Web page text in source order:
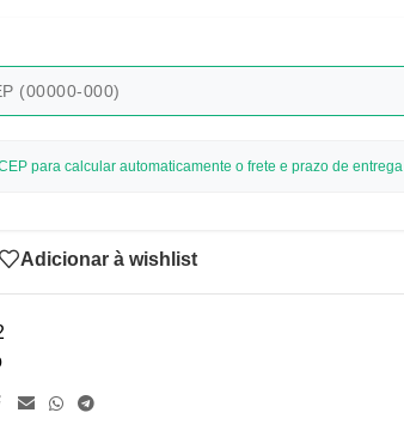
para calcular automaticamente o frete e prazo de entrega
Adicionar à wishlist